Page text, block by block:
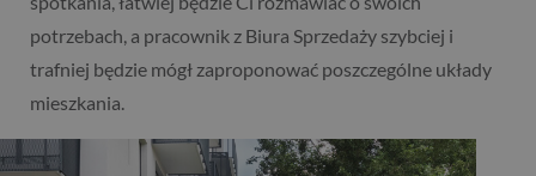
potrzebach, a pracownik z Biura Sprzedaży szybciej i
trafniej będzie mógł zaproponować poszczególne układy
mieszkania.